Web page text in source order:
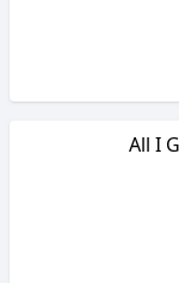
All I